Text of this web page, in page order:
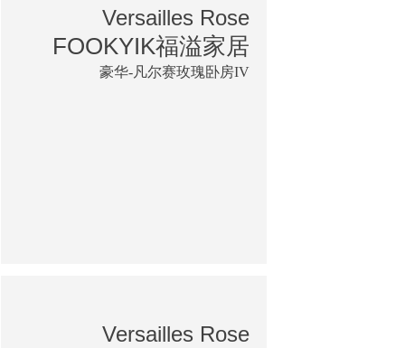
Versailles Rose
FOOKYIK福溢家居
豪华-凡尔赛玫瑰卧房IV
Versailles Rose